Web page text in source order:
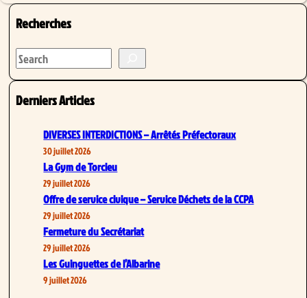
Recherches
S
e
a
r
Derniers Articles
DIVERSES INTERDICTIONS – Arrêtés Préfectoraux
30 juillet 2026
La Gym de Torcieu
29 juillet 2026
Offre de service civique – Service Déchets de la CCPA
29 juillet 2026
Fermeture du Secrétariat
29 juillet 2026
Les Guinguettes de l’Albarine
9 juillet 2026